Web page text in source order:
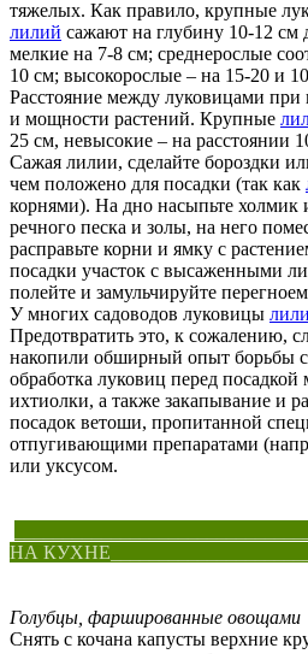
тяжелых. Как правило, крупные
лилий сажают на глубину 10-12 см
мелкие на 7-8 см; среднерослые
10 см; высокорослые – на 15-20 и
Расстояние между луковицами при
и мощности растений. Крупные
25 см, невысокие – на расстоянии
Сажая лилии, сделайте бороздки
чем положено для посадки (так как
корнями). На дно насыпьте холмик
речного песка и золы, на него
расправьте корни и ямку с
посадки участок с высаженными
полейте и замульчируйте
У многих садоводов луковицы
Предотвратить это, к сожалению,
накопили обширный опыт борьбы
обработка луковиц перед
ихтиолки, а также закапывание и
посадок ветоши, пропитанной
отпугивающими препаратами
или уксусом.
НА
Голубцы, фаршированные овощами
Снять с кочана капусты верхние